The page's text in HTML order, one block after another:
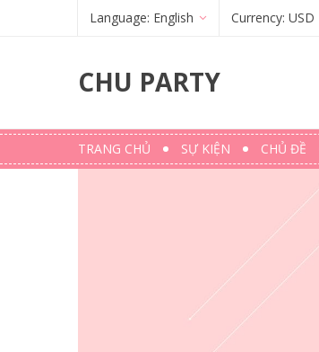
Language: English
English
Currency: USD
CHU PARTY
TRANG CHỦ SỰ KIỆN CHỦ ĐỀ